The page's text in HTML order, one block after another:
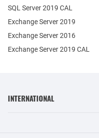
Exchange Server 2019
Exchange Server 2016
SQL Server 2019 CAL
Exchange Server 2019 CAL
INTERNATIONAL